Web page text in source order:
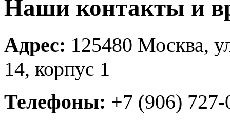
Наши контакты и
Адрес: 125480 Москва,
14, корпус 1
Телефоны: +7 (906) 727-